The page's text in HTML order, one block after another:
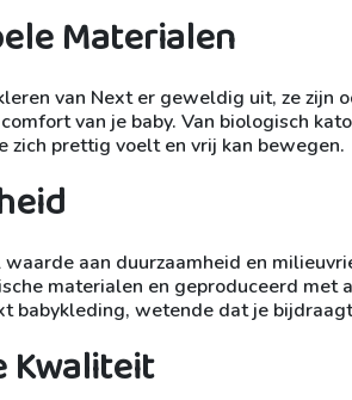
Materialen
van Next er geweldig uit, ze zijn
van je baby. Van biologisch
zich prettig voelt en vrij kan bewegen.
aan duurzaamheid en
materialen en geproduceerd met
babykleding, wetende dat je
Kwaliteit